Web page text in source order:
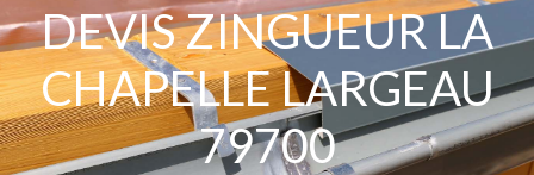
DEVIS ZINGUEUR LA
CHAPELLE LARGEAU
79700